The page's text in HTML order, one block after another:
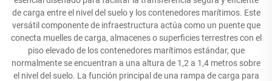
de carga entre el nivel del suelo y los contenedores marítimos. Este
versátil componente de infraestructura actúa como un puente que
conecta muelles de carga, almacenes o superficies terrestres con el
piso elevado de los contenedores marítimos estándar, que
normalmente se encuentran a una altura de 1,2 a 1,4 metros sobre
el nivel del suelo. La función principal de una rampa de carga para